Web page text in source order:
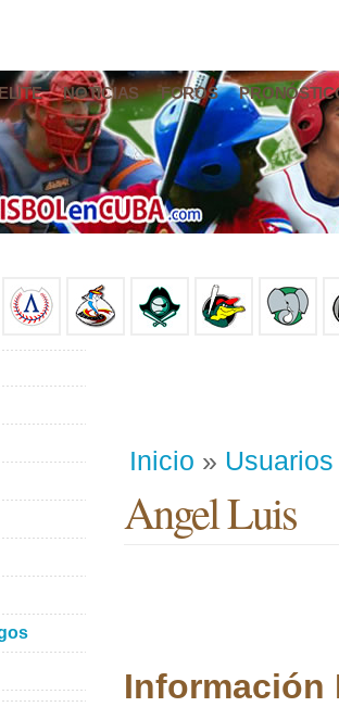
NOTICIAS FOROS
Inicio » Usuarios
Angel Luis
Información